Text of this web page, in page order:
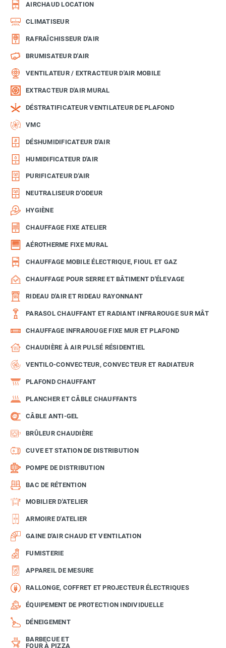
AIRCHAUD LOCATION
CLIMATISEUR
RAFRAÎCHISSEUR D'AIR
BRUMISATEUR D'AIR
VENTILATEUR / EXTRACTEUR D'AIR MOBILE
EXTRACTEUR D'AIR MURAL
DÉSTRATIFICATEUR VENTILATEUR DE PLAFOND
VMC
DÉSHUMIDIFICATEUR D'AIR
HUMIDIFICATEUR D'AIR
PURIFICATEUR D'AIR
NEUTRALISEUR D'ODEUR
HYGIÈNE
CHAUFFAGE FIXE ATELIER
AÉROTHERME FIXE MURAL
CHAUFFAGE MOBILE ÉLECTRIQUE, FIOUL ET GAZ
CHAUFFAGE POUR SERRE ET BÂTIMENT D'ÉLEVAGE
RIDEAU D'AIR ET RIDEAU RAYONNANT
PARASOL CHAUFFANT ET RADIANT INFRAROUGE SUR MÂT
CHAUFFAGE INFRAROUGE FIXE MUR ET PLAFOND
CHAUDIÈRE À AIR PULSÉ RÉSIDENTIEL
VENTILO-CONVECTEUR, CONVECTEUR ET RADIATEUR
PLAFOND CHAUFFANT
PLANCHER ET CÂBLE CHAUFFANTS
CÂBLE ANTI-GEL
BRÛLEUR CHAUDIÈRE
CUVE ET STATION DE DISTRIBUTION
POMPE DE DISTRIBUTION
BAC DE RÉTENTION
MOBILIER D'ATELIER
ARMOIRE D'ATELIER
GAINE D'AIR CHAUD ET VENTILATION
FUMISTERIE
APPAREIL DE MESURE
RALLONGE, COFFRET ET PROJECTEUR ÉLECTRIQUES
ÉQUIPEMENT DE PROTECTION INDIVIDUELLE
DÉNEIGEMENT
BARBECUE ET
FOUR À PIZZA